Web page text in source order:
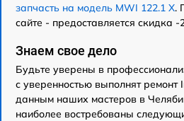
запчасть на модель MWI 122.1 X.
сайте - предоставляется скидка -
Знаем свое дело
Будьте уверены в
с уверенностью выполнят ремонт
данным наших мастеров в
наиболее востребованы